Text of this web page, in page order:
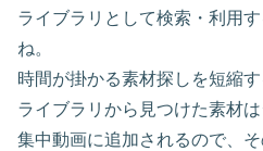
ライブラリとして検索・利用
ね。
時間が掛かる素材探しを短縮す
ライブラリから見つけた素材
集中動画に追加されるので、